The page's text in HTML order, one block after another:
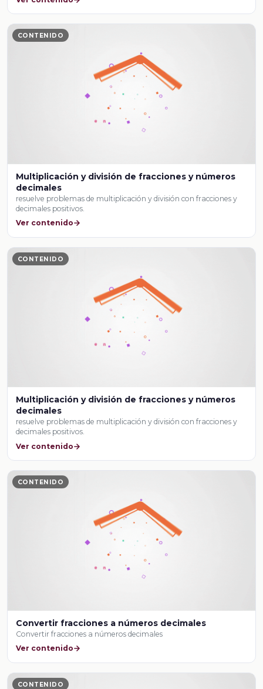
CONTENIDO
Multiplicación y división de fracciones y números
decimales
resuelve problemas de multiplicación y división con fracciones y
decimales positivos.
Ver contenido
CONTENIDO
Multiplicación y división de fracciones y números
decimales
resuelve problemas de multiplicación y división con fracciones y
decimales positivos.
Ver contenido
CONTENIDO
Convertir fracciones a números decimales
Convertir fracciones a números decimales
Ver contenido
CONTENIDO